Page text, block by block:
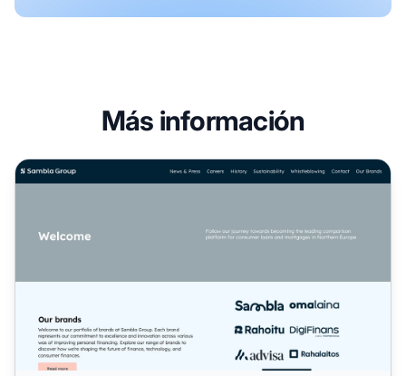
Más información
Programa de Afiliados de Sambla